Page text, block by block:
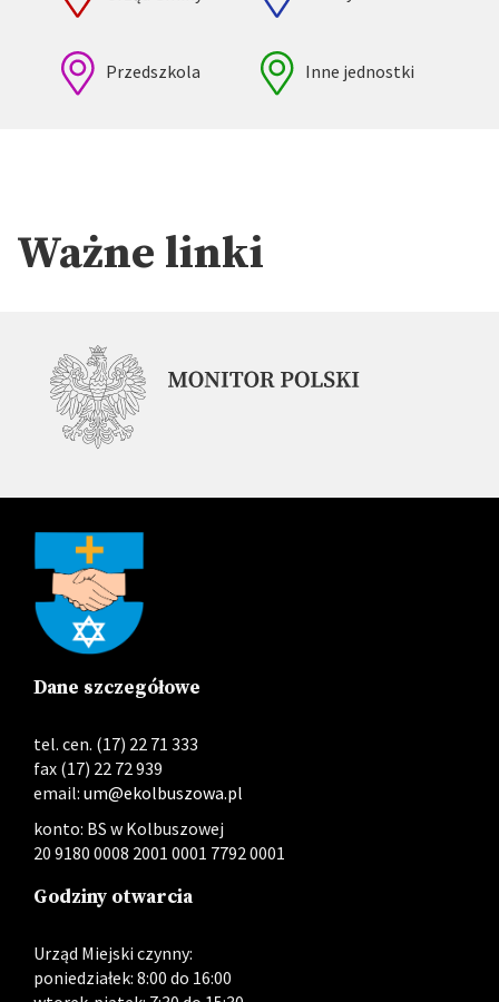
Przedszkola Inne jednostki
Ważne linki
Dane szczegółowe
tel. cen. (17) 22 71 333
fax (17) 22 72 939
email: um@ekolbuszowa.pl
konto: BS w Kolbuszowej
20 9180 0008 2001 0001 7792 0001
Godziny otwarcia
Urząd Miejski czynny:
poniedziałek: 8:00 do 16:00